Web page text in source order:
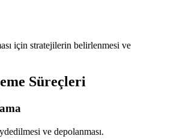
için stratejilerin belirlenmesi ve
Süreçleri
ve depolanması.